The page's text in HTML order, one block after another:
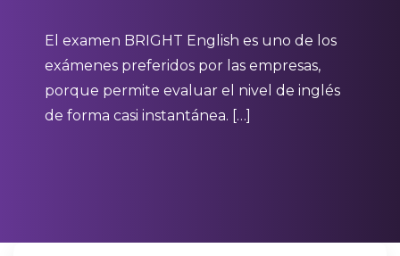
El examen BRIGHT English es uno de los
exámenes preferidos por las empresas,
porque permite evaluar el nivel de inglés
de forma casi instantánea. […]